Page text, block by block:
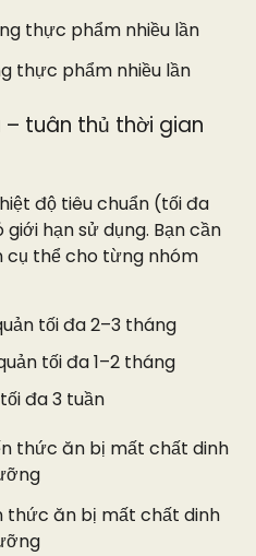
thực phẩm nhiều lần
– tuân thủ thời gian
độ tiêu chuẩn (tối đa
hạn sử dụng. Bạn cần
cụ thể cho từng nhóm
tối đa 2–3 tháng
tối đa 1–2 tháng
đa 3 tuần
thức ăn bị mất chất dinh